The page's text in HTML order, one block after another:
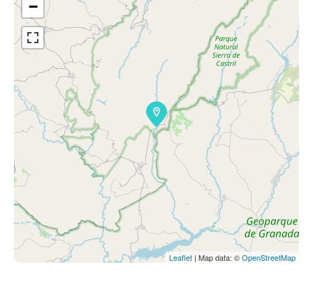
−
Leaflet | Map data: ©OpenStreetMap